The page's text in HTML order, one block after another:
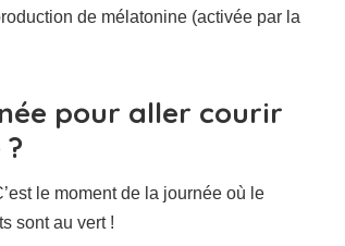
de mélatonine (activée par la
pour aller courir
le moment de la journée où le
sont au vert !